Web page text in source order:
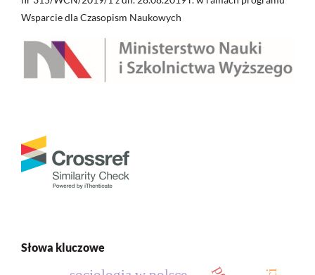
Wsparcie dla Czasopism Naukowych
Słowa kluczowe